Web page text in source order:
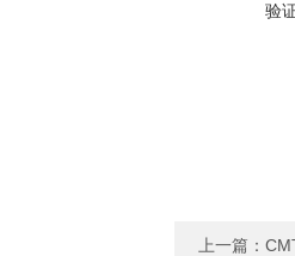
验
上一篇：